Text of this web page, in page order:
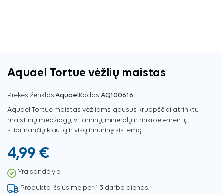
Aquael Tortue vėžlių maistas
Prekės ženklas AquaelKodas AQ100616
Aquael Tortue maistas vėžliams, gausus kruopščiai atrinktų
maistinių medžiagų, vitaminų, mineralų ir mikroelementų,
stiprinančių kiautą ir visą imuninę sistemą.
4,99 €
Yra sandėlyje
Produktą išsiųsime per 1-3 darbo dienas.